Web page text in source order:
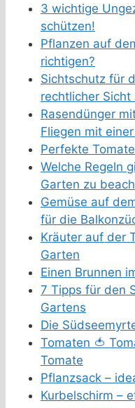
3 wichtige
schützen!
Pflanzen auf
richtigen?
Sichtschutz für
rechtlicher Sicht
Rasendünger
Fliegen mit
Perfekte
Welche Regeln
Garten zu
Gemüse auf
für die
Kräuter auf der
Garten
Einen Brunnen
7 Tipps für den
Gartens
Die
Tomaten 🍅
Tomate
Pflanzsack –
Kurbelschirm –